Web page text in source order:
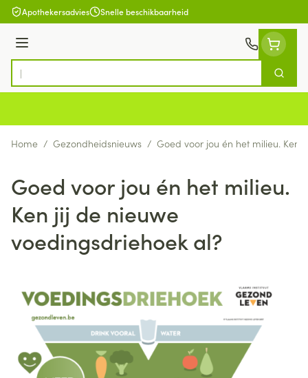
Ga naar de inhoud
Apothekersadvies Snelle beschikbaarheid
Menu
Product, merk, categorie...
Zoek
Home / Gezondheidsnieuws / Goed voor jou én het milieu. Ken
Goed voor jou én het milieu.
Ken jij de nieuwe
voedingsdriehoek al?